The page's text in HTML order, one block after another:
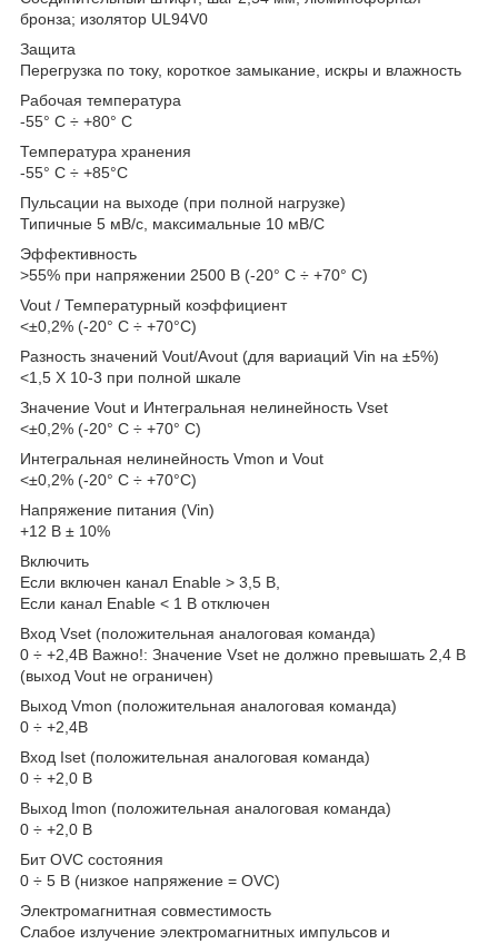
бронза; изолятор UL94V0
Защита
Перегрузка по току, короткое замыкание, искры и влажность
Рабочая температура
-55° C ÷ +80° C
Температура хранения
-55° C ÷ +85°C
Пульсации на выходе (при полной нагрузке)
Типичные 5 мВ/с, максимальные 10 мВ/С
Эффективность
>55% при напряжении 2500 В (-20° C ÷ +70° C)
Vout / Температурный коэффициент
<±0,2% (-20° C ÷ +70°C)
Разность значений Vout/Avout (для вариаций Vin на ±5%)
<1,5 X 10-3 при полной шкале
Значение Vout и Интегральная нелинейность Vset
<±0,2% (-20° C ÷ +70° C)
Интегральная нелинейность Vmon и Vout
<±0,2% (-20° C ÷ +70°C)
Напряжение питания (Vin)
+12 В ± 10%
Включить
Если включен канал Enable > 3,5 В,
Если канал Enable < 1 В отключен
Вход Vset (положительная аналоговая команда)
0 ÷ +2,4В Важно!: Значение Vset не должно превышать 2,4 В
(выход Vout не ограничен)
Выход Vmon (положительная аналоговая команда)
0 ÷ +2,4В
Вход Iset (положительная аналоговая команда)
0 ÷ +2,0 В
Выход Imon (положительная аналоговая команда)
0 ÷ +2,0 В
Бит OVC состояния
0 ÷ 5 В (низкое напряжение = OVC)
Электромагнитная совместимость
Слабое излучение электромагнитных импульсов и